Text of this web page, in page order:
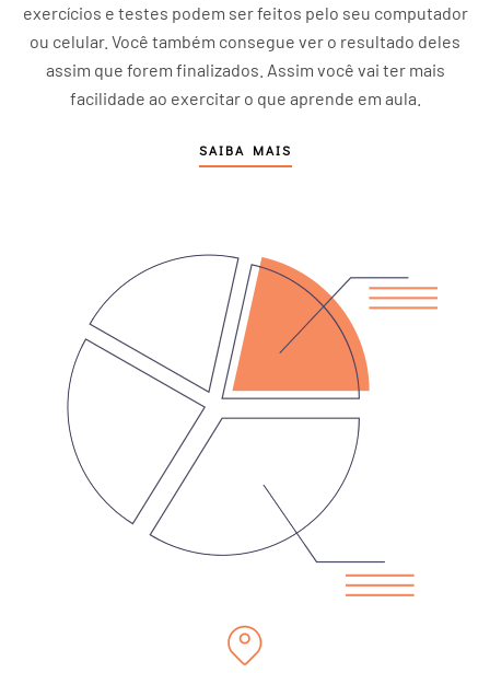
exercícios e testes podem ser feitos pelo seu computador
ou celular. Você também consegue ver o resultado deles
assim que forem finalizados. Assim você vai ter mais
facilidade ao exercitar o que aprende em aula.
SAIBA MAIS